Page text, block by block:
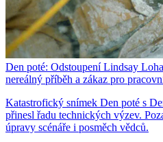
Den poté: Odstoupení Lindsay
nereálný příběh a zákaz pro
Katastrofický snímek Den poté s
přinesl řadu technických výzev.
úpravy scénáře i posměch vědců.